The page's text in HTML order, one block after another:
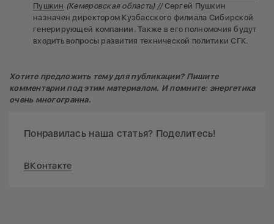
Пушкин (Кемеровская область) //Сергей Пушкин
назначен директором Кузбасского филиала Сибирской
генерирующей компании. Также в его полномочия будут
входить вопросы развития технической политики СГК.
Хотите предложить тему для публикации? Пишите
комментарии под этим материалом. И помните: энергетика
очень многогранна.
Понравилась наша статья? Поделитесь!
ВКонтакте